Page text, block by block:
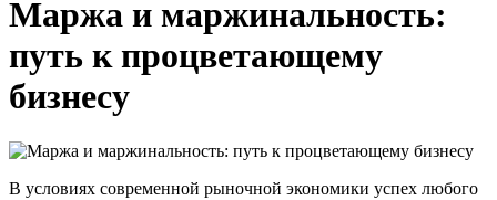
Маржа и маржинальность:
путь к процветающему
бизнесу
В условиях современной рыночной экономики успех любого